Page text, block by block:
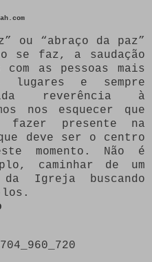
ou “abraço da paz”
se faz, a saudação
as pessoas mais
lugares e sempre
reverência à
nos esquecer que
fazer presente na
deve ser o centro
momento. Não é
caminhar de um
Igreja buscando
los.